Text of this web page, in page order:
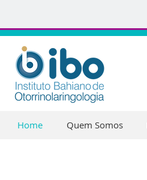
Home Quem Somos